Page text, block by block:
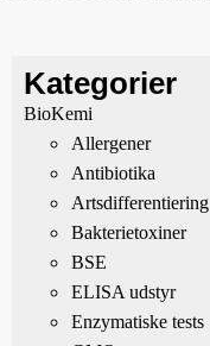
Kategorier
BioKemi
Allergener
Antibiotika
Artsdifferentiering
Bakterietoxiner
BSE
ELISA udstyr
Enzymatiske tests